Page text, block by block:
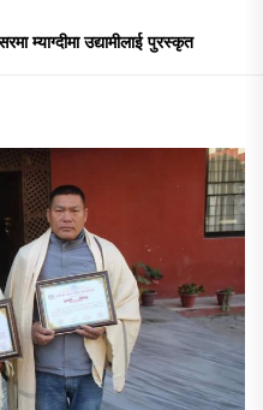
म्याग्दीमा उद्यामीलाई पुरस्कृत